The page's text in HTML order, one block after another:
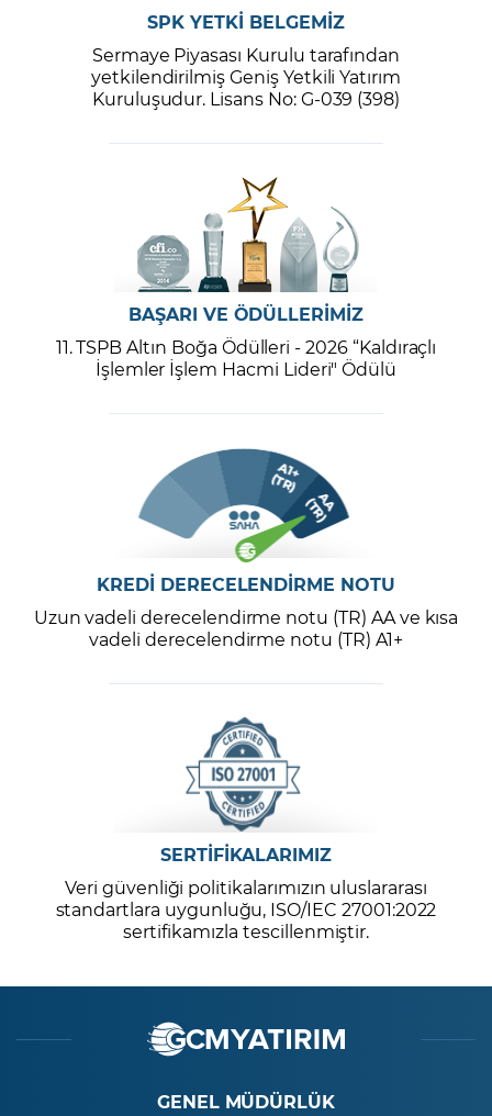
SPK YETKİ BELGEMİZ
Sermaye Piyasası Kurulu tarafından
yetkilendirilmiş Geniş Yetkili Yatırım
Kuruluşudur. Lisans No: G-039 (398)
BAŞARI VE ÖDÜLLERİMİZ
11. TSPB Altın Boğa Ödülleri - 2026 “Kaldıraçlı
İşlemler İşlem Hacmi Lideri" Ödülü
KREDİ DERECELENDİRME NOTU
Uzun vadeli derecelendirme notu (TR) AA ve kısa
vadeli derecelendirme notu (TR) A1+
SERTİFİKALARIMIZ
Veri güvenliği politikalarımızın uluslararası
standartlara uygunluğu, ISO/IEC 27001:2022
sertifikamızla tescillenmiştir.
GENEL MÜDÜRLÜK